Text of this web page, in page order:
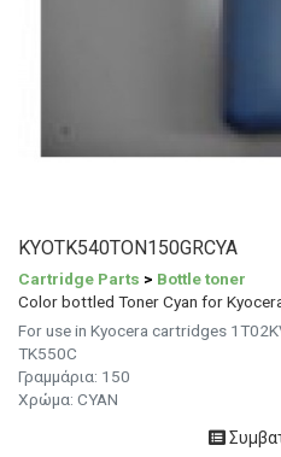
KYOTK540TON150GRCYA
Cartridge Parts > Bottle toner
Color bottled Toner Cyan for
For use in Kyocera cartridges
TK550C
Γραμμάρια: 150
Χρώμα: CYAN